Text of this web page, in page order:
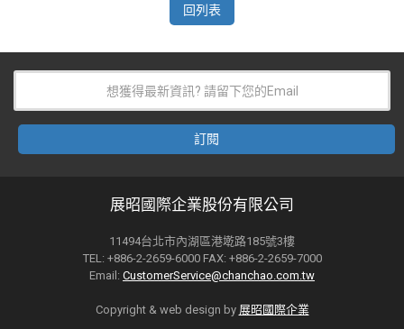
回列表
展昭國際企業股份有限公司
11494台北市內湖區港墘路185號3樓
TEL: +886-2-2659-6000 FAX: +886-2-2659-7000
Email: CustomerService@chanchao.com.tw
Copyright & web design by 展昭國際企業